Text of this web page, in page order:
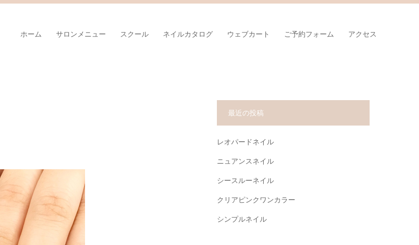
ホーム サロンメニュー スクール ネイルカタログ ウェブカート ご予約フォーム アクセス
最近の投稿
レオパードネイル
ニュアンスネイル
シースルーネイル
クリアピンクワンカラー
シンプルネイル